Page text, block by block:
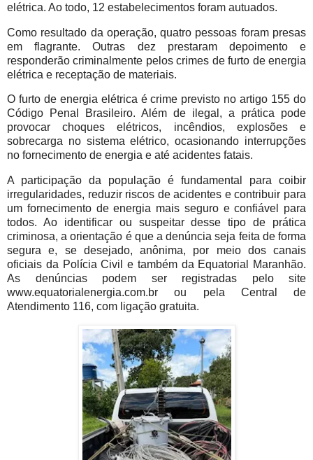
elétrica. Ao todo, 12 estabelecimentos foram autuados.
Como resultado da operação, quatro pessoas foram presas
em flagrante. Outras dez prestaram depoimento e
responderão criminalmente pelos crimes de furto de energia
elétrica e receptação de materiais.
O furto de energia elétrica é crime previsto no artigo 155 do
Código Penal Brasileiro. Além de ilegal, a prática pode
provocar choques elétricos, incêndios, explosões e
sobrecarga no sistema elétrico, ocasionando interrupções
no fornecimento de energia e até acidentes fatais.
A participação da população é fundamental para coibir
irregularidades, reduzir riscos de acidentes e contribuir para
um fornecimento de energia mais seguro e confiável para
todos. Ao identificar ou suspeitar desse tipo de prática
criminosa, a orientação é que a denúncia seja feita de forma
segura e, se desejado, anônima, por meio dos canais
oficiais da Polícia Civil e também da Equatorial Maranhão.
As denúncias podem ser registradas pelo site
www.equatorialenergia.com.br ou pela Central de
Atendimento 116, com ligação gratuita.